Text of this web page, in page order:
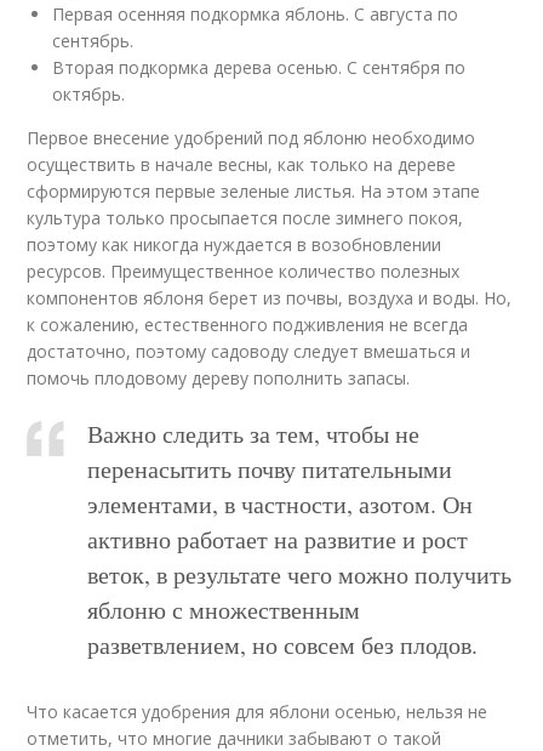
Первая осенняя подкормка яблонь. С августа по
сентябрь.
Вторая подкормка дерева осенью. С сентября по
октябрь.
Первое внесение удобрений под яблоню необходимо
осуществить в начале весны, как только на дереве
сформируются первые зеленые листья. На этом этапе
культура только просыпается после зимнего покоя,
поэтому как никогда нуждается в возобновлении
ресурсов. Преимущественное количество полезных
компонентов яблоня берет из почвы, воздуха и воды. Но,
к сожалению, естественного подживления не всегда
достаточно, поэтому садоводу следует вмешаться и
помочь плодовому дереву пополнить запасы.
Важно следить за тем, чтобы не
перенасытить почву питательными
элементами, в частности, азотом. Он
активно работает на развитие и рост
веток, в результате чего можно получить
яблоню с множественным
разветвлением, но совсем без плодов.
Что касается удобрения для яблони осенью, нельзя не
отметить, что многие дачники забывают о такой